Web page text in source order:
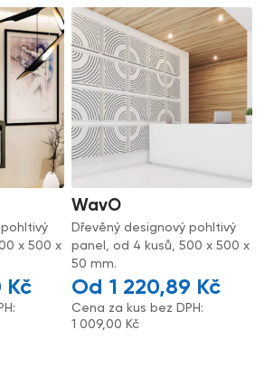
x 500 x
Kč
WavO
Dřevěný designový pohltivý
panel, od 4 kusů, 500 x 500 x
50 mm.
1 220,89 Kč
Cena za kus bez DPH:
1 009,00 Kč